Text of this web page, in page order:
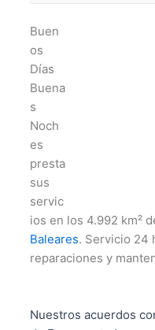
Buen
os
Días
Buena
s
Noch
es
presta
sus
servic
ios en los 4.992 km²
Baleares. Servicio 24
reparaciones y
Nuestros acuerdos